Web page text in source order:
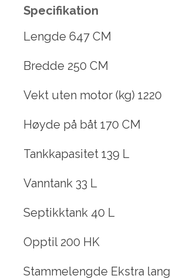
Specifikation
Lengde 647 CM
Bredde 250 CM
Vekt uten motor (kg) 1220
Høyde på båt 170 CM
Tankkapasitet 139 L
Vanntank 33 L
Septikktank 40 L
Opptil 200 HK
Stammelengde Ekstra lang